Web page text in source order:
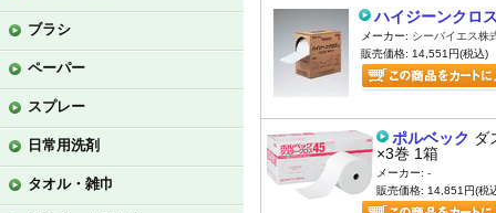
ブラシ
ペーパー
スプレー
日常用洗剤
タオル・雑巾
ハイジーンクロ
メーカー: シーバイエス株
販売価格: 14,551円(税込)
ポルベック ダ
×3巻 1箱
メーカー: -
販売価格: 14,851円(税